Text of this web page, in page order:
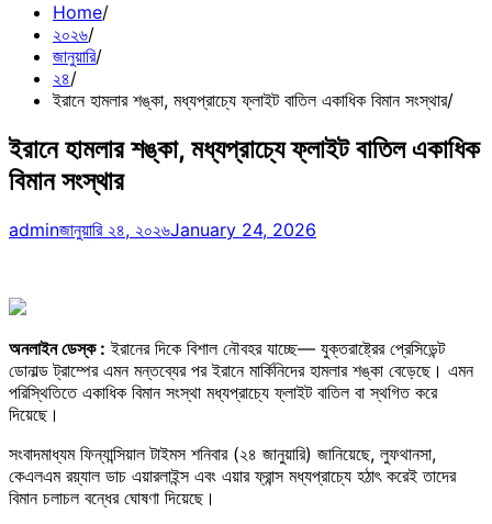
Home
২০২৬
জানুয়ারি
২৪
ইরানে হামলার শঙ্কা, মধ্যপ্রাচ্যে ফ্লাইট বাতিল একাধিক বিমান সংস্থার
ইরানে হামলার শঙ্কা, মধ্যপ্রাচ্যে ফ্লাইট বাতিল একাধিক
বিমান সংস্থার
adminজানুয়ারি ২৪, ২০২৬January 24, 2026
অনলাইন ডেস্ক : ইরানের দিকে বিশাল নৌবহর যাচ্ছে— যুক্তরাষ্ট্রের প্রেসিডেন্ট
ডোনাল্ড ট্রাম্পের এমন মন্তব্যের পর ইরানে মার্কিনিদের হামলার শঙ্কা বেড়েছে। এমন
পরিস্থিতিতে একাধিক বিমান সংস্থা মধ্যপ্রাচ্যে ফ্লাইট বাতিল বা স্থগিত করে
দিয়েছে।
সংবাদমাধ্যম ফিন্যান্সিয়াল টাইমস শনিবার (২৪ জানুয়ারি) জানিয়েছে, লুফথানসা,
কেএলএম রয়্যাল ডাচ এয়ারলাইন্স এবং এয়ার ফ্রান্স মধ্যপ্রাচ্যে হঠাৎ করেই তাদের
বিমান চলাচল বন্ধের ঘোষণা দিয়েছে।